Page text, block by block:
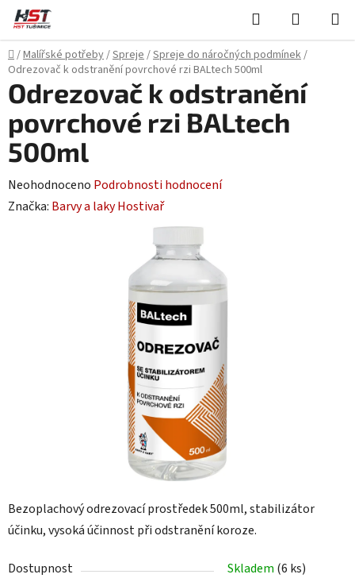
Přejít
obsah
Hledat
KOŠÍK
Domů
/Malířské potřeby/Spreje/Spreje do náročných podmínek/
Odrezovač k odstranění povrchové rzi BALtech 500ml
Bezoplachový odrezovací prostředek 500ml, stabilizátor
účinku, vysoká účinnost při odstranění koroze.
Dostupnost Skladem (6 ks)
Odrezovač k odstranění
povrchové rzi BALtech
500ml
Průměrné
hodnocení
Neohodnoceno Podrobnosti hodnocení
Značka: Barvy a laky Hostivař